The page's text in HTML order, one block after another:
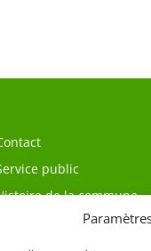
public
de la commune